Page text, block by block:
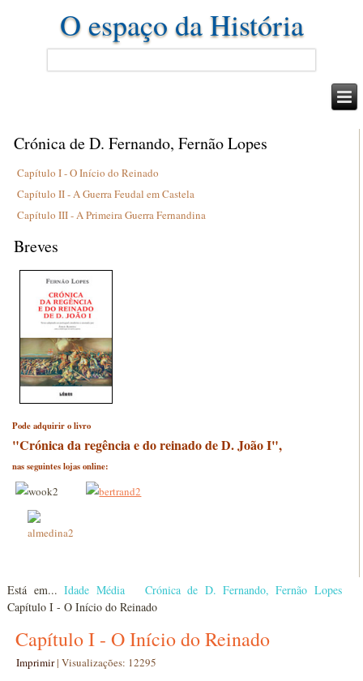
O espaço da História
Crónica de D. Fernando, Fernão Lopes
Capítulo I - O Início do Reinado
Capítulo II - A Guerra Feudal em Castela
Capítulo III - A Primeira Guerra Fernandina
Breves
Pode adquirir o livro
"Crónica da regência e do reinado de D. João I",
nas seguintes lojas online:
Está em...Idade Média
Crónica de D. Fernando, Fernão Lopes
Capítulo I - O Início do Reinado
Capítulo I - O Início do Reinado
Imprimir|Visualizações: 12295